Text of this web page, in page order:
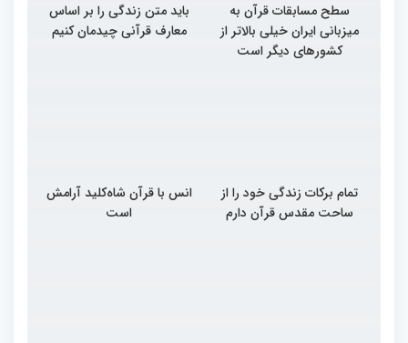
سطح مسابقات قرآن به
میزبانی ایران خیلی بالاتر از
کشورهای دیگر است
باید متن زندگی را بر اساس
معارف قرآنی چیدمان کنیم
تمام برکات زندگی خود را از
ساحت مقدس قرآن دارم
انس با قرآن شاه‌کلید آرامش
است